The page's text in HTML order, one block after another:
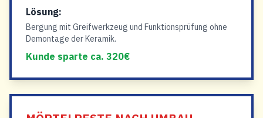
Lösung:
Bergung mit Greifwerkzeug und Funktionsprüfung ohne
Demontage der Keramik.
Kunde sparte ca. 320€